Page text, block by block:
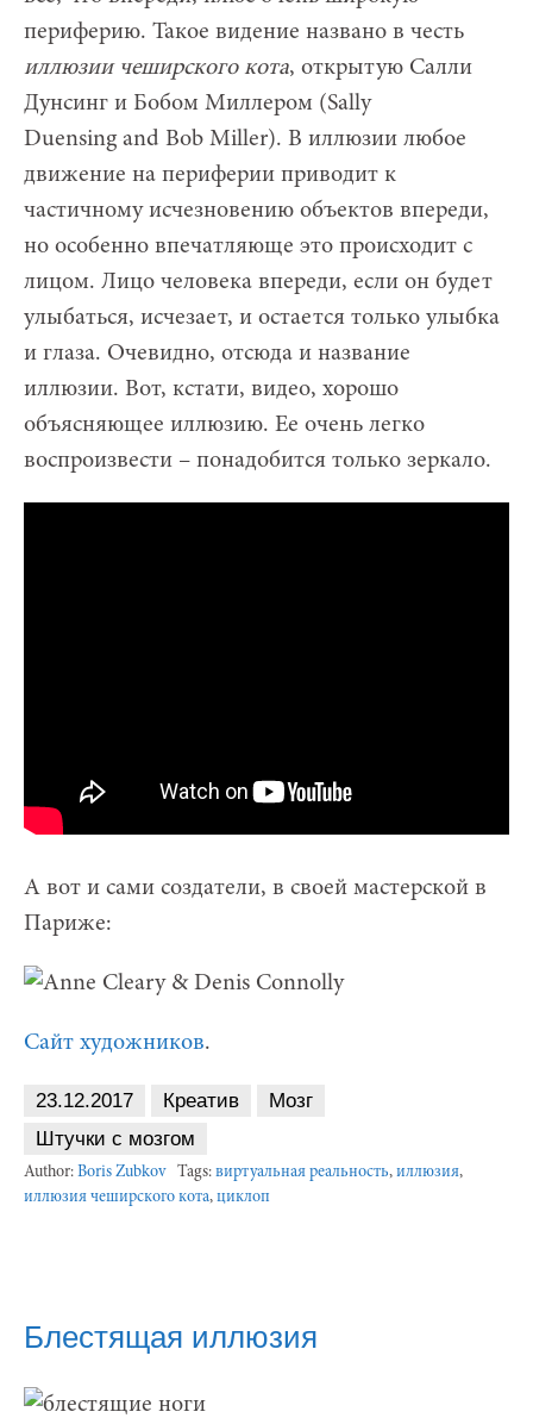
периферию. Такое видение названо в честь
иллюзии чеширского кота, открытую Салли
Дунсинг и Бобом Миллером (Sally
Duensing and Bob Miller). В иллюзии любое
движение на периферии приводит к
частичному исчезновению объектов впереди,
но особенно впечатляюще это происходит с
лицом. Лицо человека впереди, если он будет
улыбаться, исчезает, и остается только улыбка
и глаза. Очевидно, отсюда и название
иллюзии. Вот, кстати, видео, хорошо
объясняющее иллюзию. Ее очень легко
воспроизвести – понадобится только зеркало.
А вот и сами создатели, в своей мастерской в
Париже:
Сайт художников.
23.12.2017 Креатив
Мозг
Штучки с мозгом
Author: Boris Zubkov Tags: виртуальная реальность, иллюзия,
иллюзия чеширского кота, циклоп
Блестящая иллюзия